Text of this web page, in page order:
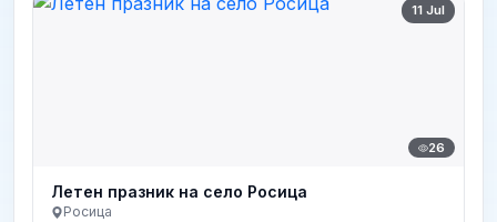
11 Jul
26
Летен празник на село Росица
Росица